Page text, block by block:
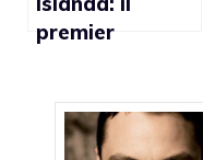
premier
sposa la
compagna